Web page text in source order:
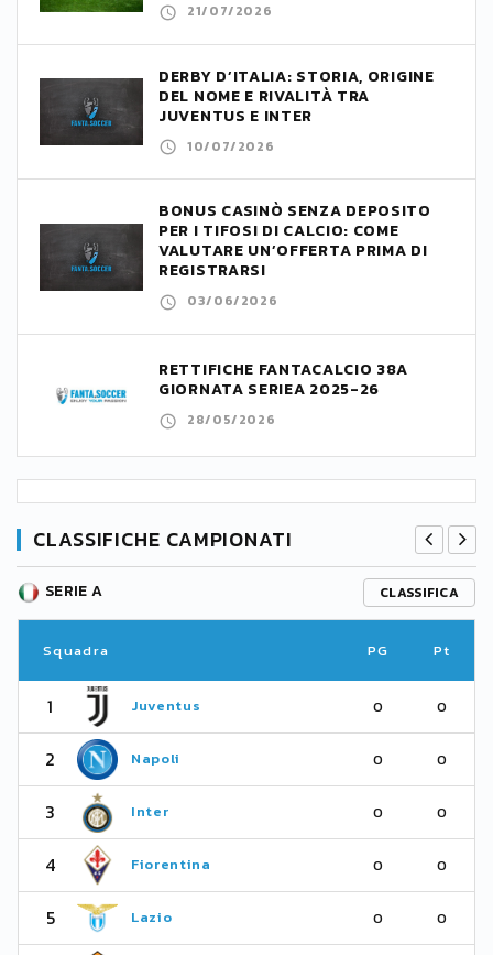
21/07/2026
DERBY D’ITALIA: STORIA, ORIGINE
DEL NOME E RIVALITÀ TRA
JUVENTUS E INTER
10/07/2026
BONUS CASINÒ SENZA DEPOSITO
PER I TIFOSI DI CALCIO: COME
VALUTARE UN’OFFERTA PRIMA DI
REGISTRARSI
03/06/2026
RETTIFICHE FANTACALCIO 38A
GIORNATA SERIEA 2025-26
28/05/2026
CLASSIFICHE CAMPIONATI
SERIE A CLASSIFICA
Squadra PG Pt
1 Juventus 0 0
2 Napoli 0 0
3 Inter 0 0
4 Fiorentina 0 0
5 Lazio 0 0